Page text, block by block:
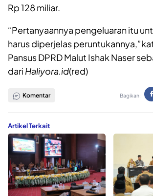
Rp 128 miliar.
“Pertanyaannya pengeluaran itu
harus diperjelas
Pansus DPRD Malut Ishak Naser
dari Haliyora.id(red)
Komentar Bagikan:
Artikel Terkait